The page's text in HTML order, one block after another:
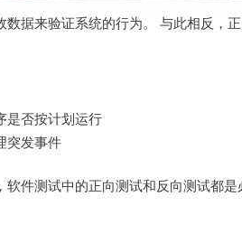
据来验证系统的行为。 与此相反，
是否按计划运行
突发事件
件测试中的正向测试和反向测试都是